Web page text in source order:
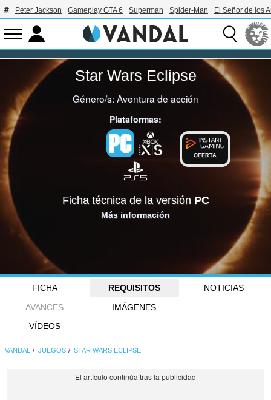
Peter Jackson Gameplay GTA 6 Superman Spider-Man El Señor de los
Star Wars Eclipse
Género/s:Aventura de acción
Plataformas:
OFERTA
Ficha técnica de la versión PC
Más información
FICHA REQUISITOS
NOTICIAS
AVANCES
IMÁGENES
VÍDEOS
VANDAL JUEGOS STAR WARS ECLIPSE